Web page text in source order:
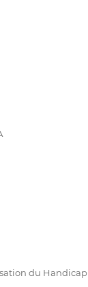
du Handicap